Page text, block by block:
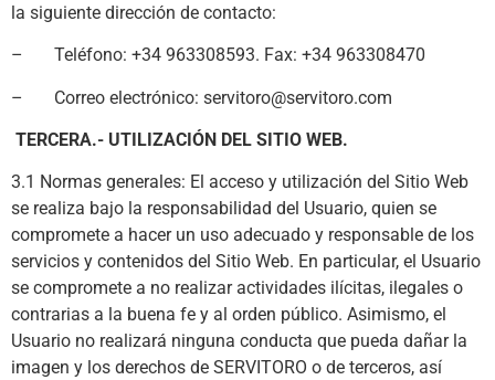
la siguiente dirección de contacto:
– Teléfono: +34 963308593. Fax: +34 963308470
– Correo electrónico: servitoro@servitoro.com
TERCERA.- UTILIZACIÓN DEL SITIO WEB.
3.1 Normas generales: El acceso y utilización del Sitio Web
se realiza bajo la responsabilidad del Usuario, quien se
compromete a hacer un uso adecuado y responsable de los
servicios y contenidos del Sitio Web. En particular, el Usuario
se compromete a no realizar actividades ilícitas, ilegales o
contrarias a la buena fe y al orden público. Asimismo, el
Usuario no realizará ninguna conducta que pueda dañar la
imagen y los derechos de SERVITORO o de terceros, así